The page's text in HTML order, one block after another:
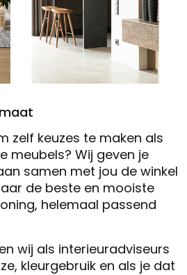
zelf keuzes te maken als
meubels? Wij geven je
samen met jou de winkel
de beste en mooiste
helemaal passend
wij als interieuradviseurs
kleurgebruik en als je dat